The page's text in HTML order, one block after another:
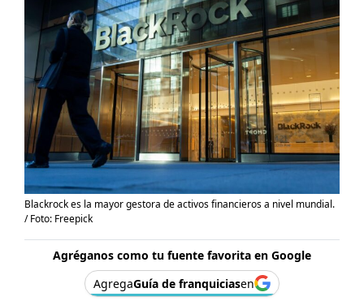
Blackrock es la mayor gestora de activos financieros a nivel mundial.
/ Foto: Freepick
Agréganos como tu fuente favorita en Google
AgregaGuía de franquiciasen